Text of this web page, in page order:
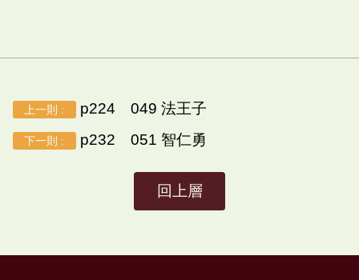
上一則 : p224 049 法王子
下一則 : p232 051 智仁勇
回上層